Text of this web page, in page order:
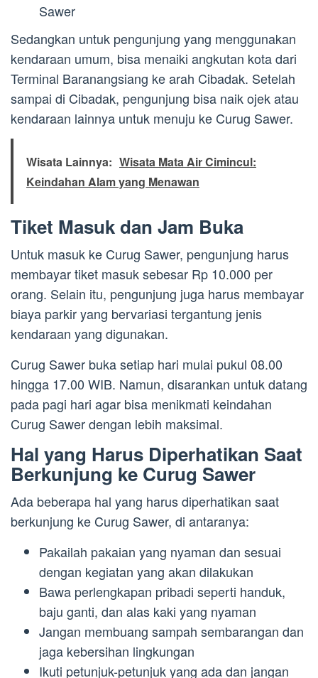
Sawer
Sedangkan untuk pengunjung yang menggunakan
kendaraan umum, bisa menaiki angkutan kota dari
Terminal Baranangsiang ke arah Cibadak. Setelah
sampai di Cibadak, pengunjung bisa naik ojek atau
kendaraan lainnya untuk menuju ke Curug Sawer.
Wisata Lainnya: Wisata Mata Air Cimincul:
Keindahan Alam yang Menawan
Tiket Masuk dan Jam Buka
Untuk masuk ke Curug Sawer, pengunjung harus
membayar tiket masuk sebesar Rp 10.000 per
orang. Selain itu, pengunjung juga harus membayar
biaya parkir yang bervariasi tergantung jenis
kendaraan yang digunakan.
Curug Sawer buka setiap hari mulai pukul 08.00
hingga 17.00 WIB. Namun, disarankan untuk datang
pada pagi hari agar bisa menikmati keindahan
Curug Sawer dengan lebih maksimal.
Hal yang Harus Diperhatikan Saat
Berkunjung ke Curug Sawer
Ada beberapa hal yang harus diperhatikan saat
berkunjung ke Curug Sawer, di antaranya:
Pakailah pakaian yang nyaman dan sesuai
dengan kegiatan yang akan dilakukan
Bawa perlengkapan pribadi seperti handuk,
baju ganti, dan alas kaki yang nyaman
Jangan membuang sampah sembarangan dan
jaga kebersihan lingkungan
Ikuti petunjuk-petunjuk yang ada dan jangan